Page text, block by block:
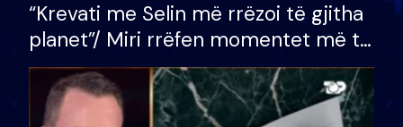
“Krevati me Selin më rrëzoi të gjitha
planet”/ Miri rrëfen momentet më të
bukura në shtëpinë e BB VIP: Do më
mungojë zilja e mëngjesit kur…